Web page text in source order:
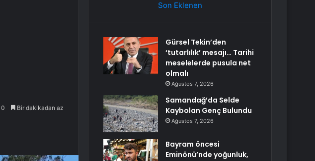
0 Bir dakikadan az
Son Eklenen
Gürsel Tekin’den
‘tutarlılık’ mesajı… Tarihi
meselelerde pusula net
olmalı
Ağustos 7, 2026
Samandağ’da Selde
Kaybolan Genç Bulundu
Ağustos 7, 2026
Bayram öncesi
Eminönü’nde yoğunluk,